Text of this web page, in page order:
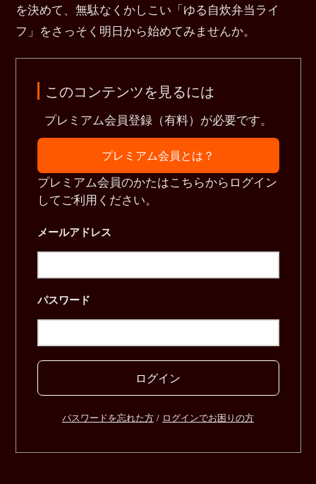
を決めて、無駄なくかしこい「ゆる自炊弁当ライ
フ」をさっそく明日から始めてみませんか。
このコンテンツを見るには
プレミアム会員登録（有料）が必要です。
プレミアム会員とは？
プレミアム会員のかたはこちらからログイン
してご利用ください。
メールアドレス
パスワード
ログイン
パスワードを忘れた方 / ログインでお困りの方